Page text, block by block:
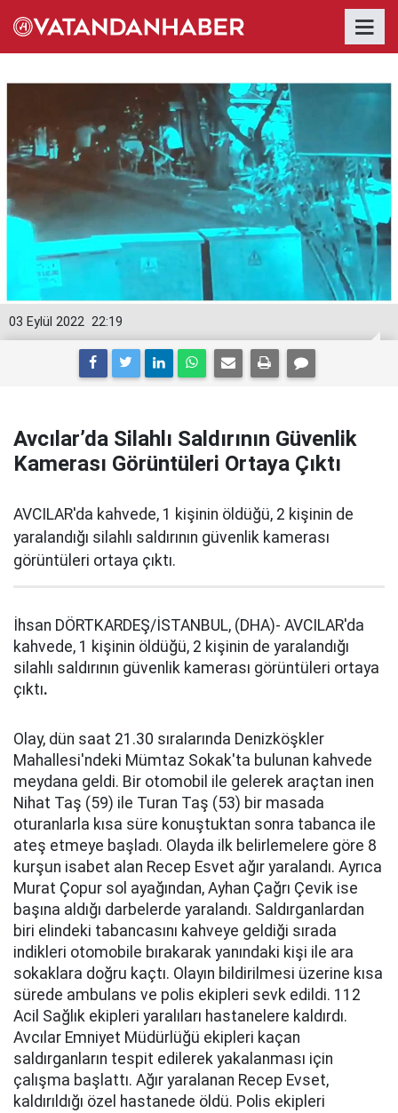
22:19
03 Eylül 2022
Avcılar’da Silahlı Saldırının Güvenlik
Kamerası Görüntüleri Ortaya Çıktı
AVCILAR'da kahvede, 1 kişinin öldüğü, 2 kişinin de
yaralandığı silahlı saldırının güvenlik kamerası
görüntüleri ortaya çıktı.
İhsan DÖRTKARDEŞ/İSTANBUL, (DHA)- AVCILAR'da
kahvede, 1 kişinin öldüğü, 2 kişinin de yaralandığı
silahlı saldırının güvenlik kamerası görüntüleri ortaya
çıktı.
Olay, dün saat 21.30 sıralarında Denizköşkler
Mahallesi'ndeki Mümtaz Sokak'ta bulunan kahvede
meydana geldi. Bir otomobil ile gelerek araçtan inen
Nihat Taş (59) ile Turan Taş (53) bir masada
oturanlarla kısa süre konuştuktan sonra tabanca ile
ateş etmeye başladı. Olayda ilk belirlemelere göre 8
kurşun isabet alan Recep Esvet ağır yaralandı. Ayrıca
Murat Çopur sol ayağından, Ayhan Çağrı Çevik ise
başına aldığı darbelerde yaralandı. Saldırganlardan
biri elindeki tabancasını kahveye geldiği sırada
indikleri otomobile bırakarak yanındaki kişi ile ara
sokaklara doğru kaçtı. Olayın bildirilmesi üzerine kısa
sürede ambulans ve polis ekipleri sevk edildi. 112
Acil Sağlık ekipleri yaralıları hastanelere kaldırdı.
Avcılar Emniyet Müdürlüğü ekipleri kaçan
saldırganların tespit edilerek yakalanması için
çalışma başlattı. Ağır yaralanan Recep Evset,
kaldırıldığı özel hastanede öldü. Polis ekipleri